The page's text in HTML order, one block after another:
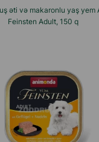
əti və makaronlu yaş yem
Feinsten Adult, 150 q